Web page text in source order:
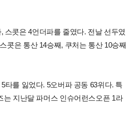
스콧은 4언더파를 줄였다. 전날 선두였
콧은 통산 14승째, 쿠처는 통산 10승째
타를 잃었다. 5오버파 공동 63위다. 특
는 지난달 파머스 인슈어런스오픈 1라